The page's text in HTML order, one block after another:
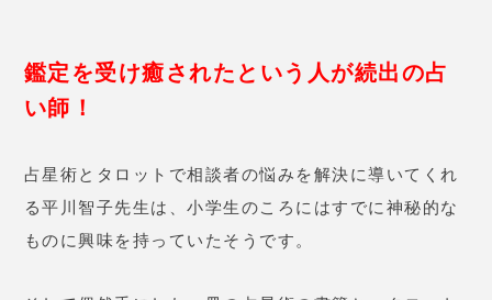
カードが占いの世界に入るきっかけだったとのこと。
占いのほかにオーラソーマも習得されていて、
行ってくれます。
相談内容に関しては恋愛から就職、仕事運、人間関係